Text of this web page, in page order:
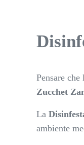
Pensare
Zucchet
La
ambiente